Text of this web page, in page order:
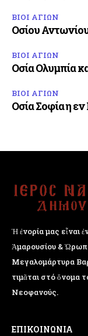
ΒΙΟΙ ΑΓΙΩΝ
Οσίου
ΒΙΟΙ ΑΓΙΩΝ
Οσία Ολυμπία
ΒΙΟΙ ΑΓΙΩΝ
Οσία Σοφία η
Ἡ ἐνορία μας εἶναι
Ἁμαρουσίου &
Μεγαλομάρτυρα
τιμᾶται στό ὄνομα
Νεοφανούς.
ΕΠΙΚΟΙΝΩΝΙΑ